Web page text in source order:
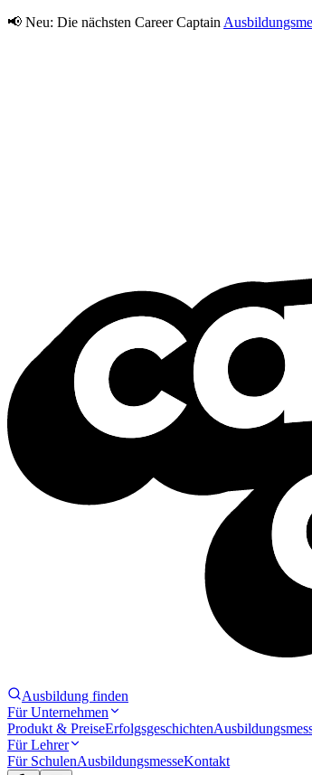
📢 Neu: Die nächsten Career Captain
Ausbildung finden
Für Unternehmen
Produkt & PreiseErfolgsgeschichten
Für Lehrer
Für SchulenAusbildungsmesseKontakt